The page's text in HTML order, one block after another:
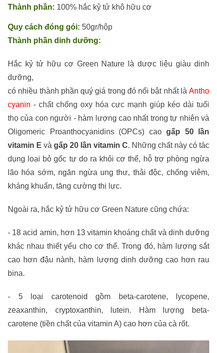
Thành phần: 100% hắc kỷ tử khô hữu cơ
Quy cách đóng gói: 50gr/hộp
Thành phần dinh dưỡng:
Hắc kỷ tử hữu cơ Green Nature là dược liệu giàu dinh
dưỡng,
có nhiều thành phần quý giá trong đó nổi bật nhất là Antho
cyanin - chất chống oxy hóa cực mạnh giúp kéo dài tuổi
thọ của con người - hàm lượng cao nhất trong tự nhiên và
Oligomeric Proanthocyanidins (OPCs) cao gấp 50 lần
vitamin E và gấp 20 lần vitamin C. Những chất này có tác
dụng loại bỏ gốc tự do ra khỏi cơ thể, hỗ trợ phòng ngừa
lão hóa sớm, ngăn ngừa ung thư, thải độc, chống viêm,
kháng khuẩn, tăng cường thị lực.
Ngoài ra, hắc kỷ tử hữu cơ Green Nature cũng chứa:
- 18 acid amin, hơn 13 vitamin khoáng chất và dinh dưỡng
khác nhau thiết yếu cho cơ thể. Trong đó, hàm lượng sắt
cao hơn đậu nành, hàm lượng dinh dưỡng cao hơn rau
bina.
- 5 loại carotenoid gồm beta-carotene, lycopene,
zeaxanthin, cryptoxanthin, lutein. Hàm lượng beta-
carotene (tiền chất của vitamin A) cao hơn của cà rốt.